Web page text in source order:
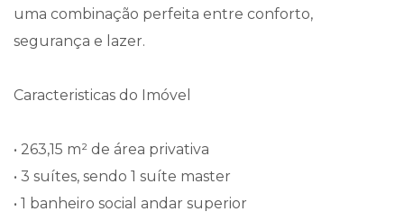
uma combinação perfeita entre conforto,
segurança e lazer.
Caracteristicas do Imóvel
• 263,15 m² de área privativa
• ⁠3 suítes, sendo 1 suíte master
• ⁠1 banheiro social andar superior